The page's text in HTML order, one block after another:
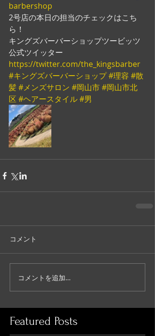
barbershop
2号店の本日の担当のチェックはこち
ら！
キングズバーバーショップツービッツ
公式ツイッター
https://twitter.com/the_kingsbarber
#キングズバーバーショップ#理容 #散
髪#メンズサロン #岡山市#岡山市北
区 #ヘアースタイル#男
コメント
コメントを追加…
Featured Posts